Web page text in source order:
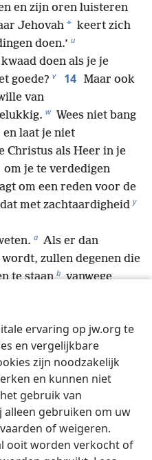
ervaring op jw.org te
en vergelijkbare
zijn noodzakelijk
en kunnen niet
gebruik van
alleen gebruiken om uw
of weigeren.
ooit worden verkocht of
en zijn oren luisteren
Jehovah * keert zich
doen.’ u
doen als je je
goede? v 14 Maar ook
van
w Wees niet bang
en laat je niet
Christus als Heer in je
om je te verdedigen
om een reden voor de
met zachtaardigheid y
a Als er dan
zullen degenen die
te staan b vanwege
van Christus.
omdat je het goede
dat toe te laten — dan
18 Want Christus is
voor zonden, f een
g om jullie
ter dood gebracht in
in de geest. j 19
in de gevangenis,
waren toen God in